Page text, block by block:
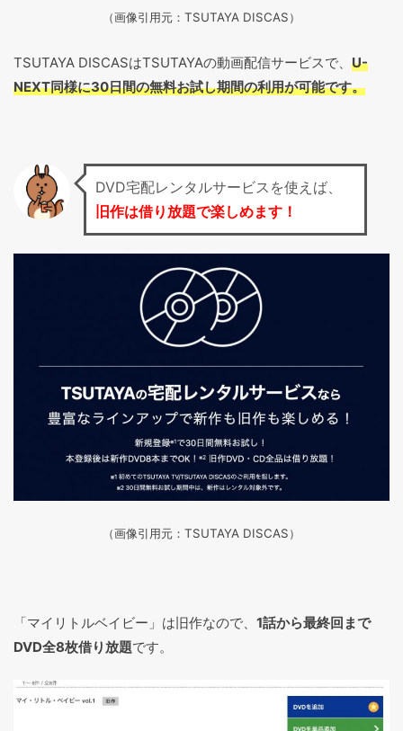
（画像引用元：TSUTAYA DISCAS）
TSUTAYA DISCASはTSUTAYAの動画配信サービスで、 U-
NEXT同様に30日間の無料お試し期間の利用が可能です。
DVD宅配レンタルサービスを使えば、
旧作は借り放題で楽しめます！
（画像引用元：TSUTAYA DISCAS）
「マイリトルベイビー」は旧作なので、 1話から最終回まで
DVD全8枚借り放題です。